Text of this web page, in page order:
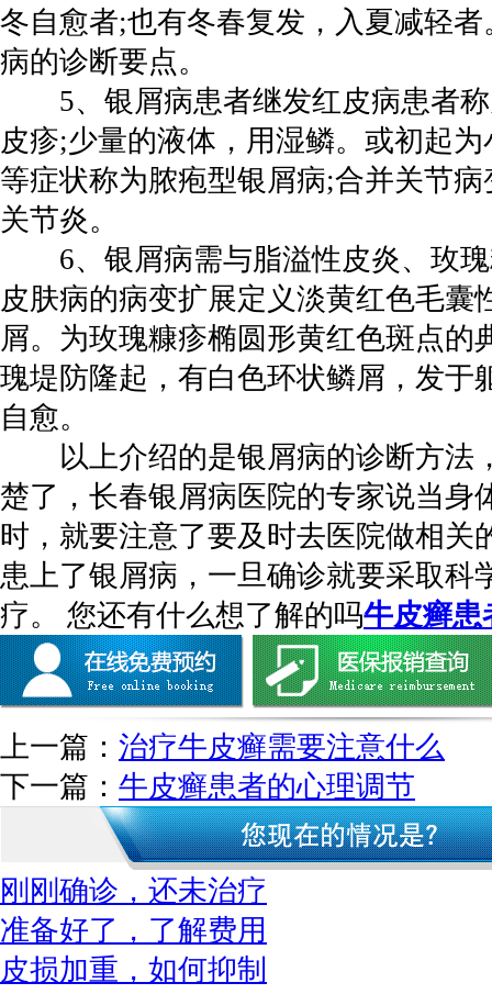
冬自愈者;也有冬春复发，入夏减轻
病的诊断要点。
5、银屑病患者继发红皮病患者称
皮疹;少量的液体，用湿鳞。或初起
等症状称为脓疱型银屑病;合并关节
关节炎。
6、银屑病需与脂溢性皮炎、玫瑰
皮肤病的病变扩展定义淡黄红色毛囊
屑。为玫瑰糠疹椭圆形黄红色斑点的
瑰堤防隆起，有白色环状鳞屑，发于
自愈。
以上介绍的是银屑病的诊断方法
楚了，长春银屑病医院的专家说当身
时，就要注意了要及时去医院做相关
患上了银屑病，一旦确诊就要采取科
疗。 您还有什么想了解的吗牛皮癣患
上一篇： 治疗牛皮癣需要注意什么
下一篇： 牛皮癣患者的心理调节
刚刚确诊，还未治疗
准备好了，了解费用
皮损加重，如何抑制